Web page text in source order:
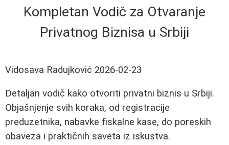
Kompletan Vodič za Otvaranje
Privatnog Biznisa u Srbiji
Vidosava Radujković 2026-02-23
Detaljan vodič kako otvoriti privatni biznis u Srbiji.
Objašnjenje svih koraka, od registracije
preduzetnika, nabavke fiskalne kase, do poreskih
obaveza i praktičnih saveta iz iskustva.